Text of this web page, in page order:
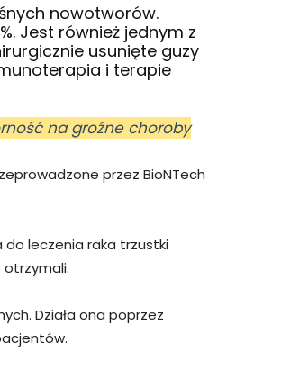
nowotworów.
Jest również jednym z
usunięte guzy
i terapie
na groźne choroby
przez BioNTech
do leczenia raka trzustki
Działa ona poprzez